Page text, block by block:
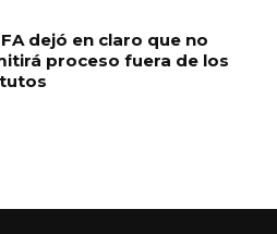
dejó en claro que no
proceso fuera de los